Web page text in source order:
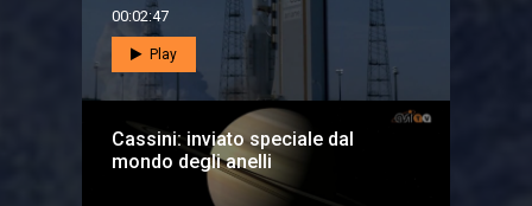
00:02:47
Play
Cassini: inviato speciale dal
mondo degli anelli